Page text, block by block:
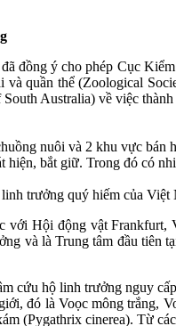
đồng ý cho phép Cục
và quần thể (Zoological
Australia) về việc
nuôi và 2 khu vực bán
bắt giữ. Trong đó có
trưởng quý hiếm của
với Hội động vật
và là Trung tâm đầu
cứu hộ linh trưởng nguy
đó là Voọc mông trắng,
(Pygathrix cinerea). Từ